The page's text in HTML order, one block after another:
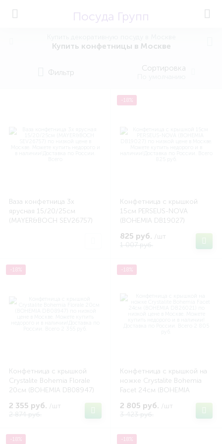
Посуда Групп
Купить конфетницы в Москве
Фильтр Сортировка
Ваза конфетница 3х
ярусная 15/20/25см
(MAYER&BOCH SEV26757)
-18%
Конфетница с крышкой
15см PERSEUS-NOVA
(BOHEMIA DB19027)
825 руб. /шт
1 007 руб.
-18%
Конфетница с крышкой
Crystalite Bohemia Florale
20см (BOHEMIA DB08947)
2 355 руб. /шт
2 874 руб.
-18%
Конфетница с крышкой на
ножке Crystalite Bohemia
Facet 24см (BOHEMIA
2 805 руб. /шт
3 423 руб.
-18% -18%